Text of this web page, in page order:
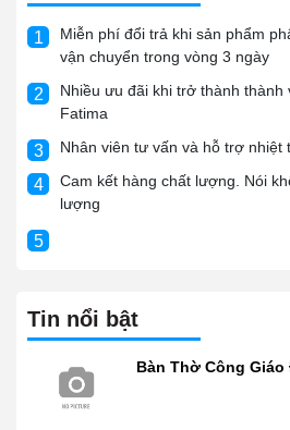
1
Miễn phí đổi trả khi sản phẩm
vận chuyển trong vòng 3 ngày
2
Nhiều ưu đãi khi trở thành
Fatima
3 Nhân viên tư vấn và hỗ trợ nhiệt
4
Cam kết hàng chất lượng. Nói
lượng
5
Tin nổi bật
Bàn Thờ Công